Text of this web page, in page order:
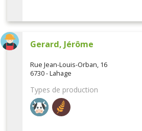
Gerard, Jérôme
Rue Jean-Louis-Orban, 16
6730 - Lahage
Types de production